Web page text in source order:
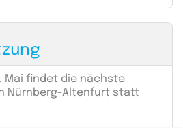
Mai findet die nächste
Nürnberg-Altenfurt statt